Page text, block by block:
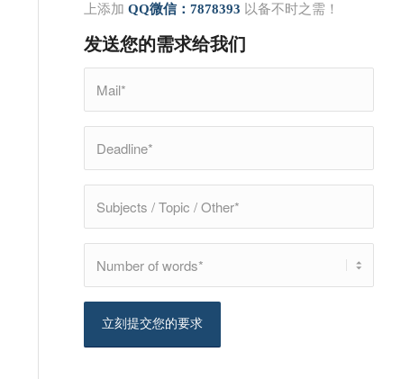
上添加 QQ微信：7878393 以备不时之需！
发送您的需求给我们